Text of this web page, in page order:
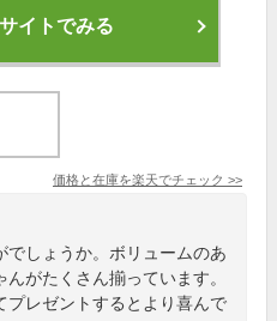
イトでみる
価格と在庫を楽天でチェック >>
でしょうか。ボリュームのあ
がたくさん揃っています。
プレゼントするとより喜んで